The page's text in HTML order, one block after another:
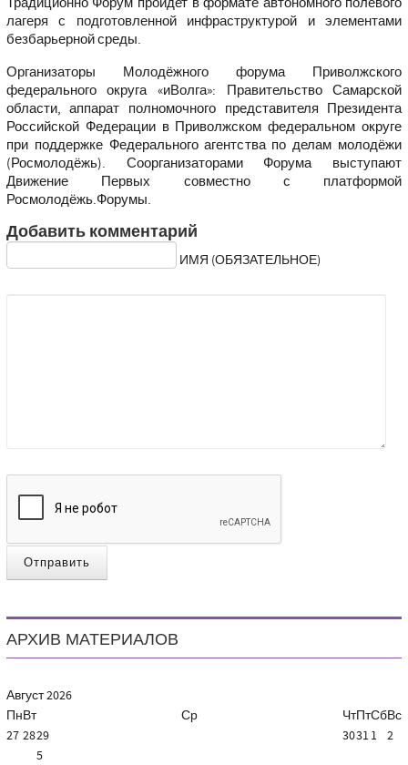
лагеря с подготовленной инфраструктурой и элементами
безбарьерной среды.
Организаторы Молодёжного форума Приволжского
федерального округа «иВолга»: Правительство Самарской
области, аппарат полномочного представителя Президента
Российской Федерации в Приволжском федеральном округе
при поддержке Федерального агентства по делам молодёжи
(Росмолодёжь). Соорганизаторами Форума выступают
Движение Первых совместно с платформой
Росмолодёжь.Форумы.
Добавить комментарий
ИМЯ (ОБЯЗАТЕЛЬНОЕ)
Отправить
АРХИВ МАТЕРИАЛОВ
Август2026
ПнВт Ср ЧтПтСбВс
27 2829 30311 2
5